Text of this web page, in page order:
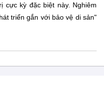
cực kỳ đặc biệt này. Nghiêm
triển gắn với bảo vệ di sản"